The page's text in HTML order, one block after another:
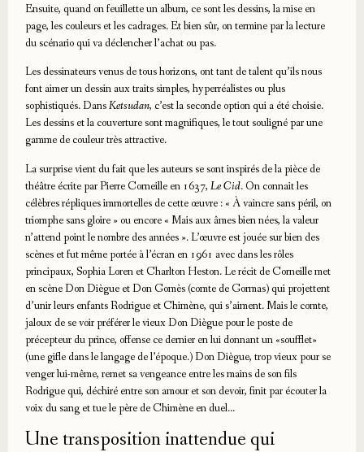
Ensuite, quand on feuillette un album, ce sont les dessins, la mise en
page, les couleurs et les cadrages. Et bien sûr, on termine par la lecture
du scénario qui va déclencher l’achat ou pas.
Les dessinateurs venus de tous horizons, ont tant de talent qu’ils nous
font aimer un dessin aux traits simples, hyperréalistes ou plus
sophistiqués. DansKetsudan, c’est la seconde option qui a été choisie.
Les dessins et la couverture sont magnifiques, le tout souligné par une
gamme de couleur très attractive.
La surprise vient du fait que les auteurs se sont inspirés de la pièce de
théâtre écrite par Pierre Corneille en 1637,Le Cid. On connait les
célèbres répliques immortelles de cette œuvre : « À vaincre sans péril, on
triomphe sans gloire » ou encore « Mais aux âmes bien nées, la valeur
n’attend point le nombre des années ». L’œuvre est jouée sur bien des
scènes et fut même portée à l’écran en 1961 avec dans les rôles
principaux, Sophia Loren et Charlton Heston. Le récit de Corneille met
en scène Don Diègue et Don Gomès (comte de Gormas) qui projettent
d’unir leurs enfants Rodrigue et Chimène, qui s’aiment. Mais le comte,
jaloux de se voir préférer le vieux Don Diègue pour le poste de
précepteur du prince, offense ce dernier en lui donnant un «soufflet»
(une gifle dans le langage de l’époque.) Don Diègue, trop vieux pour se
venger lui-même, remet sa vengeance entre les mains de son fils
Rodrigue qui, déchiré entre son amour et son devoir, finit par écouter la
voix du sang et tue le père de Chimène en duel…
Une transposition inattendue qui